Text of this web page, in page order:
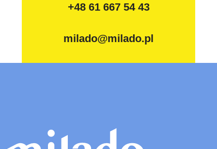
+48 61 667 54 43
milado@milado.pl